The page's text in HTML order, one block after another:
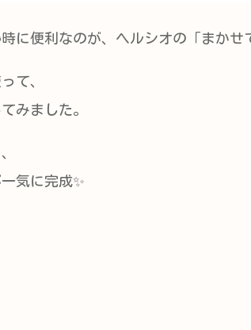
に便利なのが、ヘルシオの「まかせ
て、
みました。
気に完成✨